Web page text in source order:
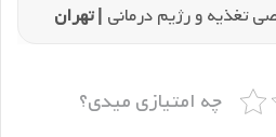
تغذیه و رژیم درمانی | تهران
چه امتیازی میدی؟